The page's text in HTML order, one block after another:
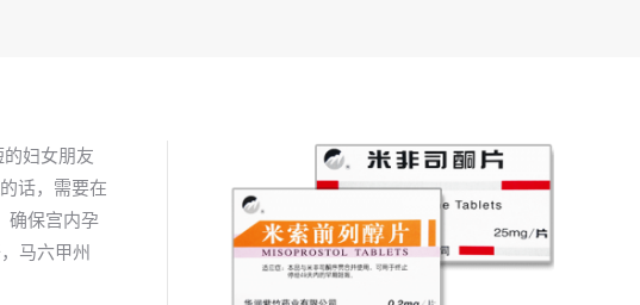
妇女朋友
话，需要在
确保宫内孕
马六甲州